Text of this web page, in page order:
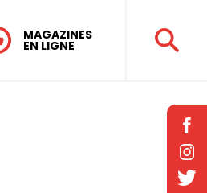
MAGAZINES
EN LIGNE